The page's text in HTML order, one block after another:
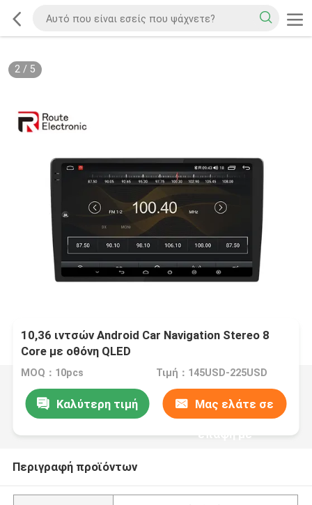
2/ 5
10,36 ιντσών Android Car Navigation Stereo 8
Core με οθόνη QLED
MOQ：10pcs Τιμή：145USD-225USD
Καλύτερη τιμή Μας ελάτε σε
επαφή με
Περιγραφή προϊόντων